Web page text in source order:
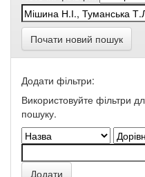
Почати новий пошук
Додати фільтри:
Використовуйте фільтри
пошуку.